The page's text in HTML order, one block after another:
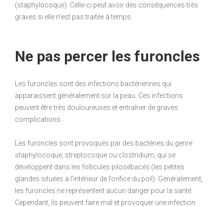
(staphylocoque). Celle-ci peut avoir des conséquences très
graves si elle n’est pas traitée à temps.
Ne pas percer les furoncles
Les furoncles sont des infections bactériennes qui
apparaissent généralement sur la peau. Ces infections
peuvent être très douloureuses et entraîner de graves
complications.
Les furoncles sont provoqués par des bactéries du genre
staphylocoque, streptocoque ou clostridium, qui se
développent dans les follicules pilosébacés (les petites
glandes situées à l’intérieur de l’orifice du poil). Généralement,
les furoncles ne représentent aucun danger pour la santé.
Cependant, ils peuvent faire mal et provoquer une infection